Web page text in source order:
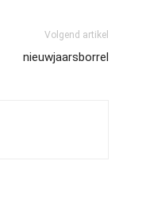
Volgend artikel
nieuwjaarsborrel